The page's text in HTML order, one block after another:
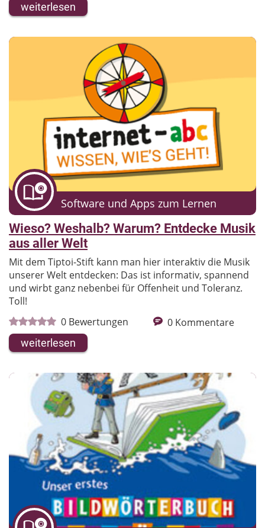
weiterlesen
Software und Apps zum Lernen
Wieso? Weshalb? Warum? Entdecke Musik
aus aller Welt
Mit dem Tiptoi-Stift kann man hier interaktiv die Musik
unserer Welt entdecken: Das ist informativ, spannend
und wirbt ganz nebenbei für Offenheit und Toleranz.
Toll!
0 Bewertungen 0 Kommentare
weiterlesen